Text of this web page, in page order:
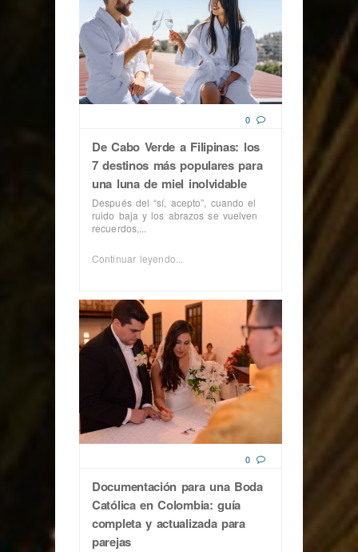
0
De Cabo Verde a Filipinas: los
7 destinos más populares para
una luna de miel inolvidable
Después del “sí, acepto”, cuando el
ruido baja y los abrazos se vuelven
recuerdos,...
Continuar leyendo...
0
Documentación para una Boda
Católica en Colombia: guía
completa y actualizada para
parejas